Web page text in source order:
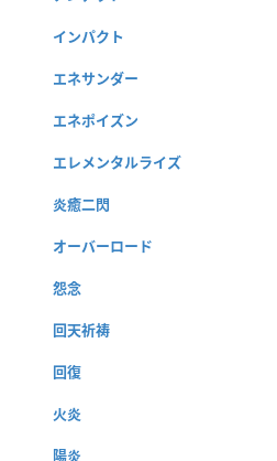
インパクト
エネサンダー
エネポイズン
エレメンタルライズ
炎癒二閃
オーバーロード
怨念
回天祈祷
回復
火炎
陽炎